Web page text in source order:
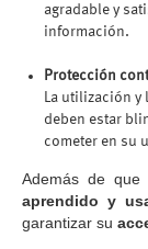
agradable y
información.
Protección
La utilización
deben estar
cometer en su
Además de que
aprendido y
garantizar su